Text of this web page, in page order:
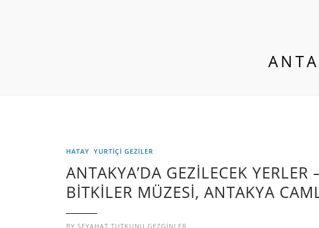
HATAY YURTIÇI GEZILER
ANTAKYA’DA GEZİLECEK
BİTKİLER MÜZESİ, ANTAKYA
BY SEYAHAT TUTKUNU GEZGINLER